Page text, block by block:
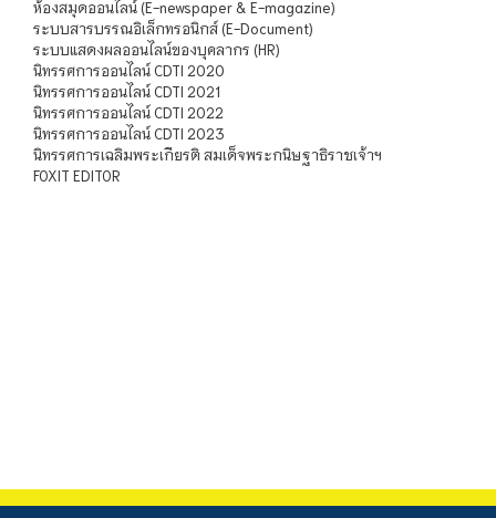
ห้องสมุดออนไลน์ (E-newspaper & E-magazine)
ระบบสารบรรณอิเล็กทรอนิกส์ (E-Document)
ระบบแสดงผลออนไลน์ของบุคลากร (HR)
นิทรรศการออนไลน์ CDTI 2020
นิทรรศการออนไลน์ CDTI 2021
นิทรรศการออนไลน์ CDTI 2022
นิทรรศการออนไลน์ CDTI 2023
นิทรรศการเฉลิมพระเกียรติ สมเด็จพระกนิษฐาธิราชเจ้าฯ
FOXIT EDITOR